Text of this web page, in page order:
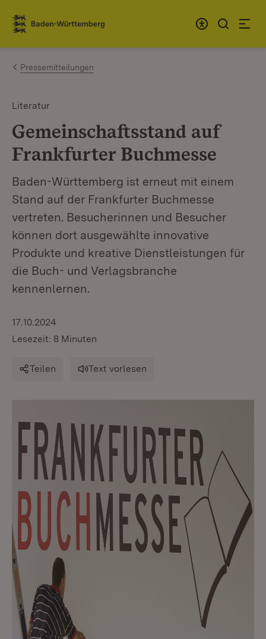
Zum Inhalt springen
Link zur Startseite
Pressemitteilungen
Literatur
Gemeinschaftsstand auf
Frankfurter Buchmesse
Baden-Württemberg ist erneut mit einem
Stand auf der Frankfurter Buchmesse
vertreten. Besucherinnen und Besucher
können dort ausgewählte innovative
Produkte und kreative Dienstleistungen für
die Buch- und Verlagsbranche
kennenlernen.
17.10.2024
Lesezeit: 8 Minuten
Teilen Text vorlesen